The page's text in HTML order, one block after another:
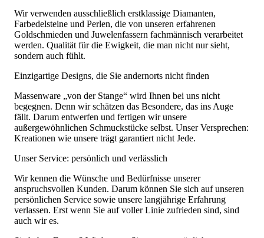
Wir verwenden ausschließlich erstklassige Diamanten,
Farbedelsteine und Perlen, die von unseren erfahrenen
Goldschmieden und Juwelenfassern fachmännisch verarbeitet
werden. Qualität für die Ewigkeit, die man nicht nur sieht,
sondern auch fühlt.
Einzigartige Designs, die Sie andernorts nicht finden
Massenware „von der Stange“ wird Ihnen bei uns nicht
begegnen. Denn wir schätzen das Besondere, das ins Auge
fällt. Darum entwerfen und fertigen wir unsere
außergewöhnlichen Schmuckstücke selbst. Unser Versprechen:
Kreationen wie unsere trägt garantiert nicht Jede.
Unser Service: persönlich und verlässlich
Wir kennen die Wünsche und Bedürfnisse unserer
anspruchsvollen Kunden. Darum können Sie sich auf unseren
persönlichen Service sowie unsere langjährige Erfahrung
verlassen. Erst wenn Sie auf voller Linie zufrieden sind, sind
auch wir es.